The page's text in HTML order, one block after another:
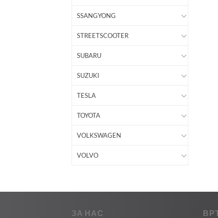
SSANGYONG
STREETSCOOTER
SUBARU
SUZUKI
TESLA
TOYOTA
VOLKSWAGEN
VOLVO
ЗА НАС